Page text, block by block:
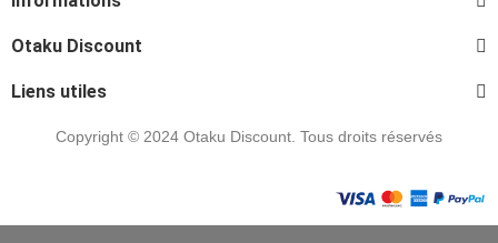
Otaku Discount
Liens utiles
Copyright © 2024 Otaku Discount. Tous droits réservés